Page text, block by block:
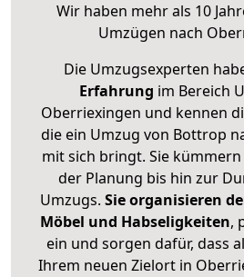
Wir haben mehr als 10
Umzügen nach
Die Umzugsexperten
Erfahrung im Bereich
Oberriexingen und kennen
die ein Umzug von Bottrop
mit sich bringt. Sie
der Planung bis hin zur
Umzugs. Sie organisieren
Möbel und Habseligkeiten,
ein und sorgen dafür, dass
Ihrem neuen Zielort in